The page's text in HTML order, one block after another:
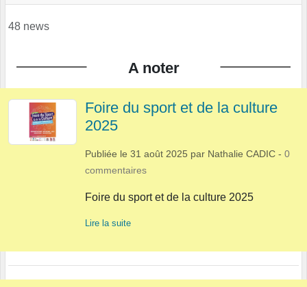
48 news
A noter
Foire du sport et de la culture
2025
Publiée le 31 août 2025 par Nathalie CADIC - 0
commentaires
Foire du sport et de la culture 2025
Lire la suite